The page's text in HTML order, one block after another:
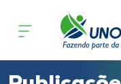
Cursos